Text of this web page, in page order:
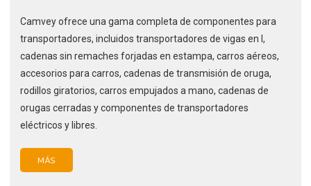
Camvey ofrece una gama completa de componentes para
transportadores, incluidos transportadores de vigas en I,
cadenas sin remaches forjadas en estampa, carros aéreos,
accesorios para carros, cadenas de transmisión de oruga,
rodillos giratorios, carros empujados a mano, cadenas de
orugas cerradas y componentes de transportadores
eléctricos y libres.
MÁS